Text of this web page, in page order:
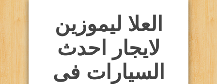
العلا ليموزين
لايجار احدث
السيارات فى